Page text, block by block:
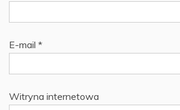
E-mail *
Witryna internetowa